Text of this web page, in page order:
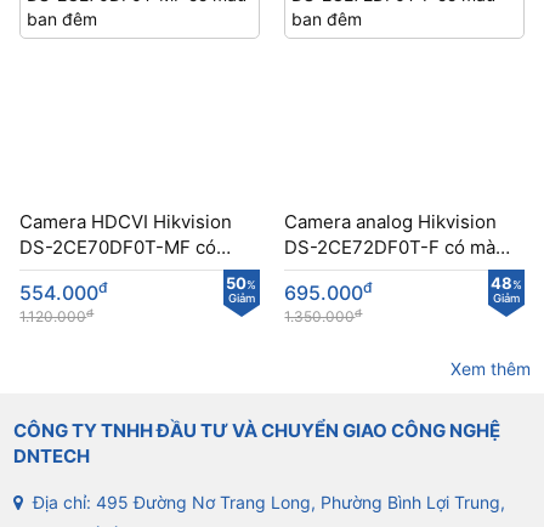
Camera HDCVI Hikvision
DS-2CE70DF0T-MF có
màu ban đêm
50%
Giảm
554.000đ
1.120.000đ
Camera analog Hikvision
DS-2CE72DF0T-F có màu
ban đêm
48%
Giảm
695.000đ
1.350.000đ
Xem thêm
CÔNG TY TNHH ĐẦU TƯ VÀ CHUYỂN GIAO CÔNG NGHỆ
DNTECH
Địa chỉ: 495 Đường Nơ Trang Long, Phường Bình Lợi Trung,